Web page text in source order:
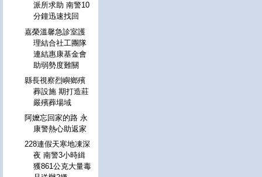
派所求助 南警10
分鐘迅速找回
嘉榮溫馨急診室護
理結合社工團隊
連結惠康基金會
助弱勢度難關
縣長視察烈嶼鄉殯
葬設施 期打造莊
嚴殯葬場域
阿嬤忘回家的路 永
康警熱心助返家
228連假天寒地凍深
夜 南警3小時緝
獲861公克大量毒